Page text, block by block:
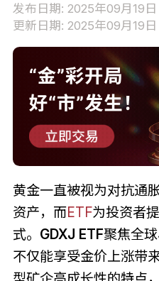
发布日期: 2025年09月19日
更新日期: 2025年09月19日
黄金一直被视为对抗通
资产，而ETF为投资者
式。 GDXJ ETF聚焦全
不仅能享受金价上涨带